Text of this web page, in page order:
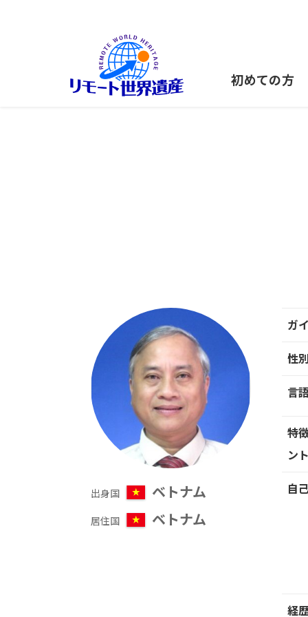
初めての方
出身国 ベトナム
居住国 ベトナム
ガ
性
言
特
ン
自
経